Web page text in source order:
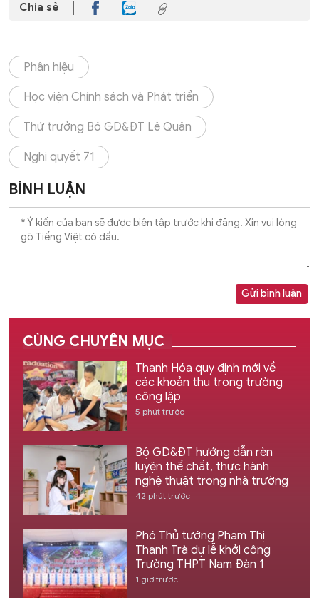
Chia sẻ
Phân hiệu
Học viện Chính sách và Phát triển
Thứ trưởng Bộ GD&ĐT Lê Quân
Nghị quyết 71
BÌNH LUẬN
Gửi bình luận
CÙNG CHUYÊN MỤC
Thanh Hóa quy định mới về
các khoản thu trong trường
công lập
5 phút trước
Bộ GD&ĐT hướng dẫn rèn
luyện thể chất, thực hành
nghệ thuật trong nhà trường
42 phút trước
Phó Thủ tướng Phạm Thị
Thanh Trà dự lễ khởi công
Trường THPT Nam Đàn 1
1 giờ trước